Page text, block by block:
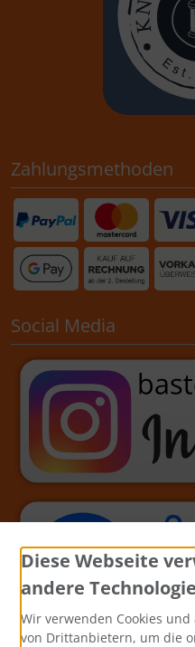
Zahlungsmethoden
Social Media
Diese Webseite
andere
Wir verwenden Cookies
von Drittanbietern, um die